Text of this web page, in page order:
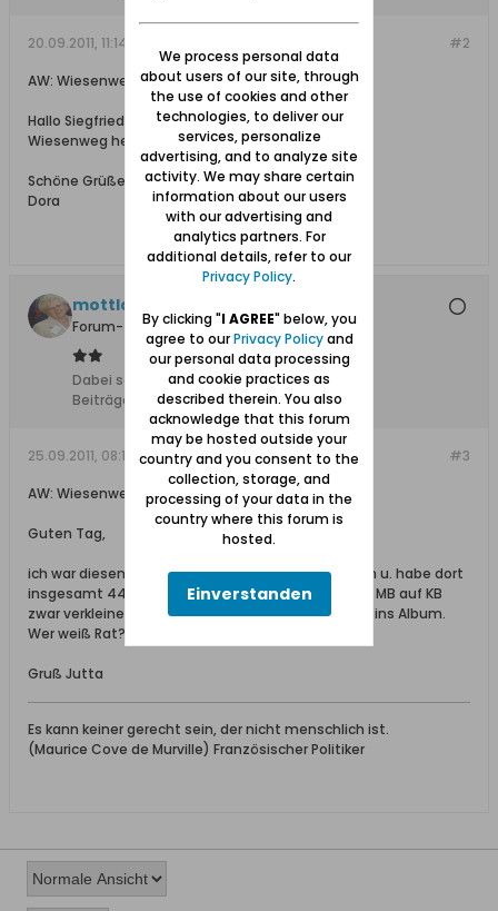
#2
20.09.2011, 11:14
AW: Wiesenweg
Hallo Siegfried,
Wiesenweg heißt heute ul. Łęgi.
Schöne Grüße
Dora
mottlau1
Forum-Teilnehmer
Dabei seit:
11.02.2008
Beiträge:
1736
#3
25.09.2011, 08:17
AW: Wiesenweg
Guten Tag,
ich war diesen Monat in Gr.Waldorf u. Bürgerwiesen u. habe dort
insgesamt 44 Fotos gemacht. Ich habe diese von MB auf KB
zwar verkleinert aber bekomme sie dennoch nicht ins Album.
Wer weiß Rat?
Gruß Jutta
Es kann keiner gerecht sein, der nicht menschlich ist.
(Maurice Cove de Murville) Französischer Politiker
We process personal data
about users of our site, through
the use of cookies and other
technologies, to deliver our
services, personalize
advertising, and to analyze site
activity. We may share certain
information about our users
with our advertising and
analytics partners. For
additional details, refer to our
Privacy Policy.
By clicking "I AGREE" below, you
agree to ourPrivacy Policyand
our personal data processing
and cookie practices as
described therein. You also
acknowledge that this forum
may be hosted outside your
country and you consent to the
collection, storage, and
processing of your data in the
country where this forum is
hosted.
Einverstanden